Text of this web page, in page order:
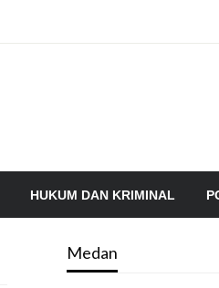
HUKUM DAN KRIMINAL
Medan